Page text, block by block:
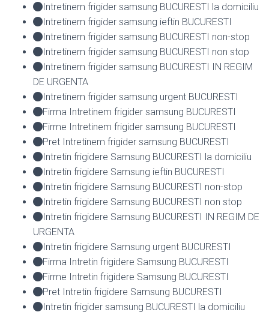
Intretinem frigider samsung BUCURESTI la domiciliu
Intretinem frigider samsung ieftin BUCURESTI
Intretinem frigider samsung BUCURESTI non-stop
Intretinem frigider samsung BUCURESTI non stop
Intretinem frigider samsung BUCURESTI IN REGIM
DE URGENTA
Intretinem frigider samsung urgent BUCURESTI
Firma Intretinem frigider samsung BUCURESTI
Firme Intretinem frigider samsung BUCURESTI
Pret Intretinem frigider samsung BUCURESTI
Intretin frigidere Samsung BUCURESTI la domiciliu
Intretin frigidere Samsung ieftin BUCURESTI
Intretin frigidere Samsung BUCURESTI non-stop
Intretin frigidere Samsung BUCURESTI non stop
Intretin frigidere Samsung BUCURESTI IN REGIM DE
URGENTA
Intretin frigidere Samsung urgent BUCURESTI
Firma Intretin frigidere Samsung BUCURESTI
Firme Intretin frigidere Samsung BUCURESTI
Pret Intretin frigidere Samsung BUCURESTI
Intretin frigider samsung BUCURESTI la domiciliu